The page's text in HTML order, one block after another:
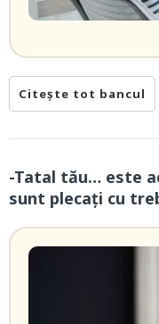
Citește tot bancul
-Tatal tău… este
sunt plecați cu